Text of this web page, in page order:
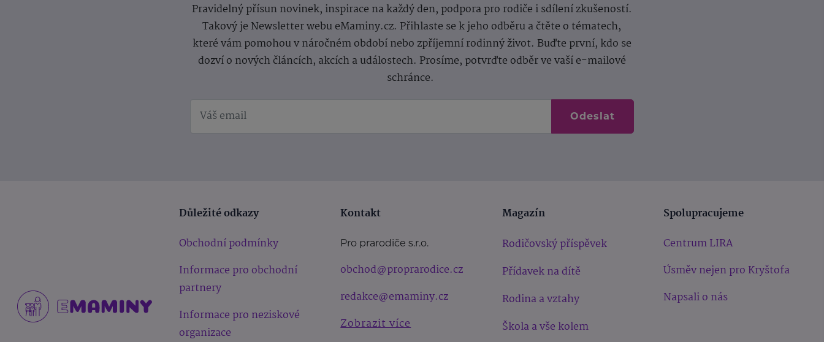
Pravidelný přísun novinek, inspirace na každý den, podpora pro rodiče i sdílení zkušeností.
Takový je Newsletter webu eMaminy.cz. Přihlaste se k jeho odběru a čtěte o tématech,
které vám pomohou v náročném období nebo zpříjemní rodinný život. Buďte první, kdo se
dozví o nových článcích, akcích a událostech. Prosíme, potvrďte odběr ve vaší e-mailové
schránce.
Odeslat
Důležité odkazy
Obchodní podmínky
Informace pro obchodní
partnery
Informace pro neziskové
organizace
Kontakt
Pro prarodiče s.r.o.
obchod@proprarodice.cz
redakce@emaminy.cz
Zobrazit více
Magazín
Rodičovský příspěvek
Přídavek na dítě
Rodina a vztahy
Škola a vše kolem
Spolupracujeme
Centrum LIRA
Úsměv nejen pro Kryštofa
Napsali o nás